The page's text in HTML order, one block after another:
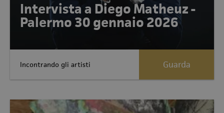
Intervista a Diego Matheuz -
Palermo 30 gennaio 2026
Incontrando gli artisti Guarda